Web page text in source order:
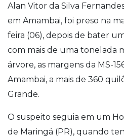
Alan Vitor da Silva
em Amambai, foi preso na
feira (06), depois de bater
com mais de uma tonelada
árvore, as margens da MS-
Amambai, a mais de 360
Grande.
O suspeito seguia em um
de Maringá (PR), quando